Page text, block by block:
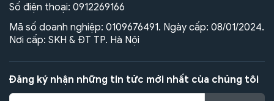
Số điện thoại: 0912269166
Mã số doanh nghiệp: 0109676491. Ngày cấp: 08/01/2024.
Nơi cấp: SKH & ĐT TP. Hà Nội
Đăng ký nhận những tin tức mới nhất của chúng tôi